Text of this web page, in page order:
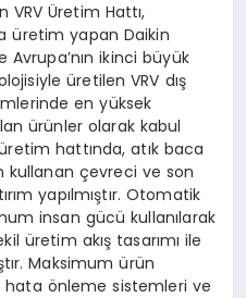
VRV Üretim Hattı,
üretim yapan Daikin
ikinci büyük
üretilen VRV dış
en yüksek
ürünler olarak kabul
hattında, atık baca
kullanan çevreci ve son
yapılmıştır. Otomatik
insan gücü kullanılarak
üretim akış tasarımı ile
Maksimum ürün
hata önleme sistemleri ve